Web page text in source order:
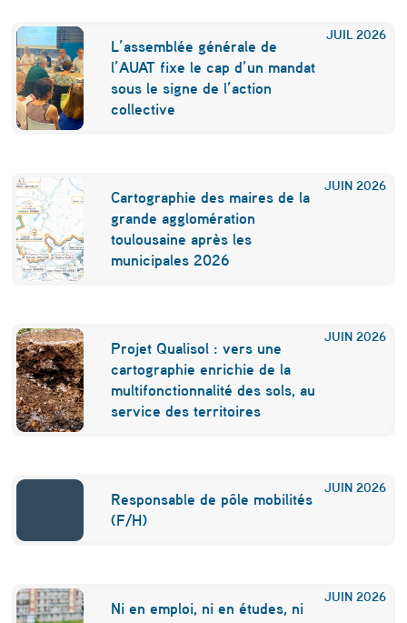
e
m
a
r
c
h
é
s
e
é
v
e
l
p
e
u
JUIL 2026
L’assemblée générale de
l’AUAT fixe le cap d’un mandat
sous le signe de l’action
collective
JUIN 2026
Cartographie des maires de la
grande agglomération
toulousaine après les
municipales 2026
JUIN 2026
Projet Qualisol : vers une
cartographie enrichie de la
multifonctionnalité des sols, au
service des territoires
JUIN 2026
Responsable de pôle mobilités
(F/H)
JUIN 2026
Ni en emploi, ni en études, ni